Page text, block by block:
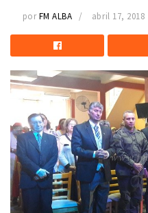
por FM ALBA abril 17, 2018